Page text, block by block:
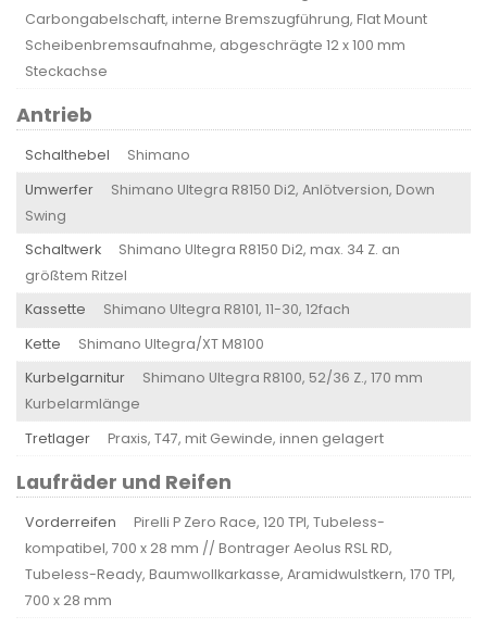
Carbongabelschaft, interne Bremszugführung, Flat Mount
Scheibenbremsaufnahme, abgeschrägte 12 x 100 mm
Steckachse
Antrieb
Schalthebel
Shimano
Umwerfer
Shimano Ultegra R8150 Di2, Anlötversion, Down
Swing
Schaltwerk
Shimano Ultegra R8150 Di2, max. 34 Z. an
größtem Ritzel
Kassette
Shimano Ultegra R8101, 11-30, 12fach
Kette
Shimano Ultegra/XT M8100
Kurbelgarnitur
Shimano Ultegra R8100, 52/36 Z., 170 mm
Kurbelarmlänge
Tretlager
Praxis, T47, mit Gewinde, innen gelagert
Laufräder und Reifen
Vorderreifen
Pirelli P Zero Race, 120 TPI, Tubeless-
kompatibel, 700 x 28 mm // Bontrager Aeolus RSL RD,
Tubeless-Ready, Baumwollkarkasse, Aramidwulstkern, 170 TPI,
700 x 28 mm